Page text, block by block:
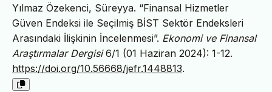
Yılmaz Özekenci, Süreyya. “Finansal Hizmetler
Güven Endeksi ile Seçilmiş BİST Sektör Endeksleri
Arasındaki İlişkinin İncelenmesi”. Ekonomi ve Finansal
Araştırmalar Dergisi6/1 (01 Haziran 2024): 1-12.
https://doi.org/10.56668/jefr.1448813.